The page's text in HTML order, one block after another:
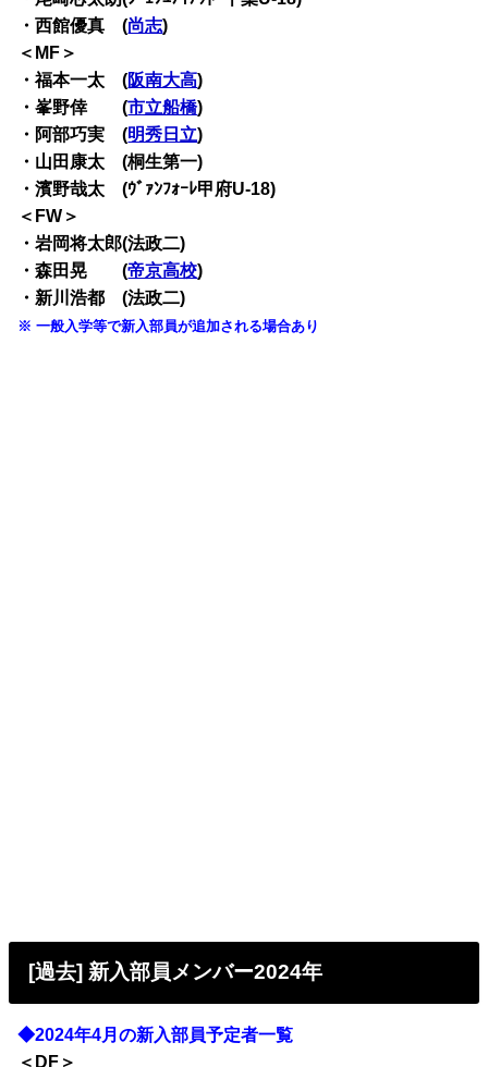
・西館優真 (尚志)
＜MF＞
・福本一太 (阪南大高)
・峯野倖 (市立船橋)
・阿部巧実 (明秀日立)
・山田康太 (桐生第一)
・濱野哉太 (ｳﾞｧﾝﾌｫｰﾚ甲府U-18)
＜FW＞
・岩岡将太郎(法政二)
・森田晃 (帝京高校)
・新川浩都 (法政二)
※ 一般入学等で新入部員が追加される場合あり
[過去] 新入部員メンバー2024年
◆2024年4月の新入部員予定者一覧
＜DF＞